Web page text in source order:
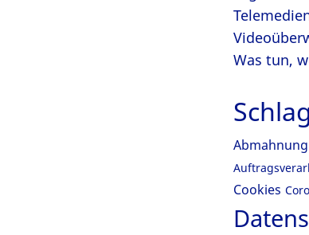
Was tun,
Abmahnung
Cookies